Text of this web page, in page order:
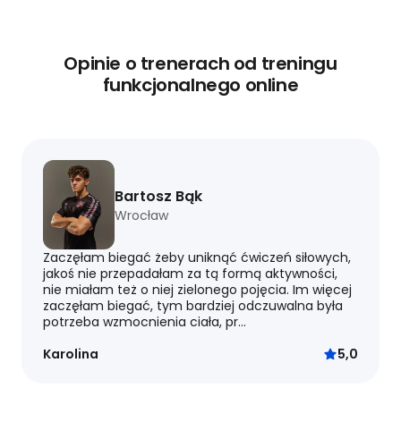
Opinie o trenerach od treningu
funkcjonalnego online
Bartosz Bąk
Wrocław
Zaczęłam biegać żeby uniknąć ćwiczeń siłowych,
jakoś nie przepadałam za tą formą aktywności,
nie miałam też o niej zielonego pojęcia. Im więcej
zaczęłam biegać, tym bardziej odczuwalna była
potrzeba wzmocnienia ciała, pr...
Karolina
5,0